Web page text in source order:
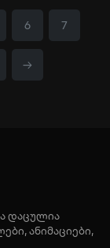
6 7
→
დაცულია
ანიმაციები,